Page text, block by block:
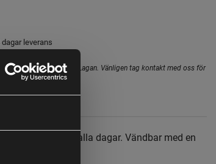
dagar leverans
alltid gäller för butiken i Lagan. Vänligen tag kontakt med oss för
för kalla dagar. Vändbar med en